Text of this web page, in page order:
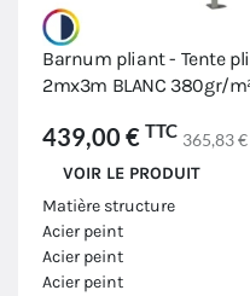
Barnum pliant - Tente
2mx3m BLANC 380gr/
439,00 € TTC 365,83 €
VOIR LE PRODUIT
Matière structure
Acier peint
Acier peint
Acier peint